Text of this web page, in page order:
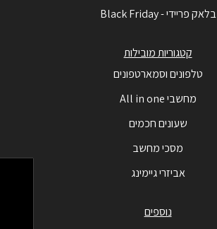
בלאק פריידי - Black Friday
קטגוריות מובילות
טלפונים וסמארטפונים
מחשבי All in one
שעונים חכמים
מסכי מחשב
אביזרי גיימינג
נוספים